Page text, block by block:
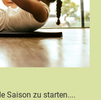
Saison zu starten....